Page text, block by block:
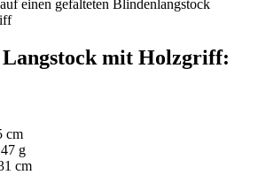
Langstock mit Holzgriff:
cm
g
cm